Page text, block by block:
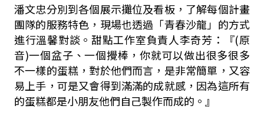
潘文忠分別到各個展示攤位及看板，了解每個計畫
團隊的服務特色，現場也透過「青春沙龍」的方式
進行溫馨對談。甜點工作室負責人李奇芳：『(原
音)一個盆子、一個攪棒，你就可以做出很多很多
不一樣的蛋糕，對於他們而言，是非常簡單，又容
易上手，可是又會得到滿滿的成就感，因為這所有
的蛋糕都是小朋友他們自己製作而成的。』